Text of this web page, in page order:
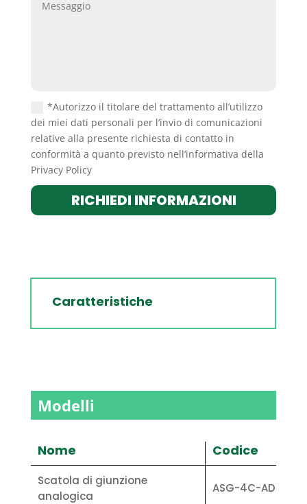
*Autorizzo il titolare del trattamento all’utilizzo
dei miei dati personali per l’invio di comunicazioni
relative alla presente richiesta di contatto in
conformità a quanto previsto nell’informativa della
Privacy Policy
RICHIEDI INFORMAZIONI
Caratteristiche
Modelli
Nome Codice
Scatola di giunzione
analogica
ASG-4C-AD